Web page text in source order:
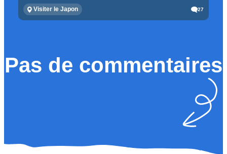
Visiter le Japon 27
Pas de commentaires